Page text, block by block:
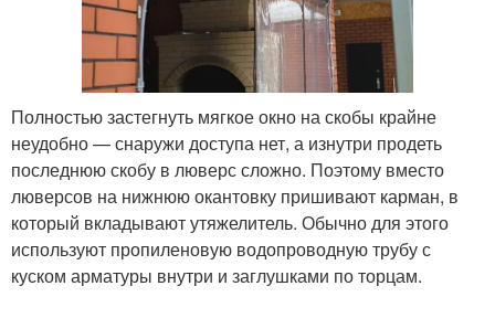
Полностью застегнуть мягкое окно на скобы крайне
неудобно — снаружи доступа нет, а изнутри продеть
последнюю скобу в люверс сложно. Поэтому вместо
люверсов на нижнюю окантовку пришивают карман, в
который вкладывают утяжелитель. Обычно для этого
используют пропиленовую водопроводную трубу с
куском арматуры внутри и заглушками по торцам.